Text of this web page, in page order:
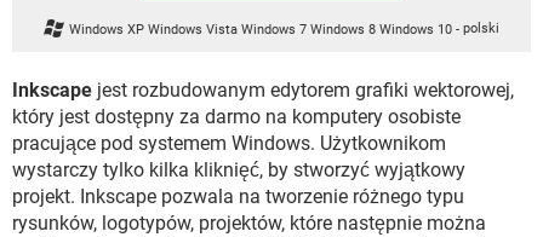
INSTAGRAM FACEBOOK
INSTAGRAM FACEBOOK
WINDOWS 10
Windows XP Windows Vista Windows 7 Windows 8 Windows 10 - polski
Inkscape jest rozbudowanym edytorem grafiki wektorowej,
który jest dostępny za darmo na komputery osobiste
pracujące pod systemem Windows. Użytkownikom
wystarczy tylko kilka kliknięć, by stworzyć wyjątkowy
projekt. Inkscape pozwala na tworzenie różnego typu
rysunków, logotypów, projektów, które następnie można